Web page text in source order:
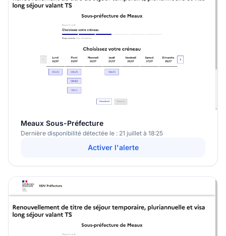
Meaux Sous-Préfecture
Dernière disponibilité détectée le : 21 juillet à 18:25
Activer l'alerte